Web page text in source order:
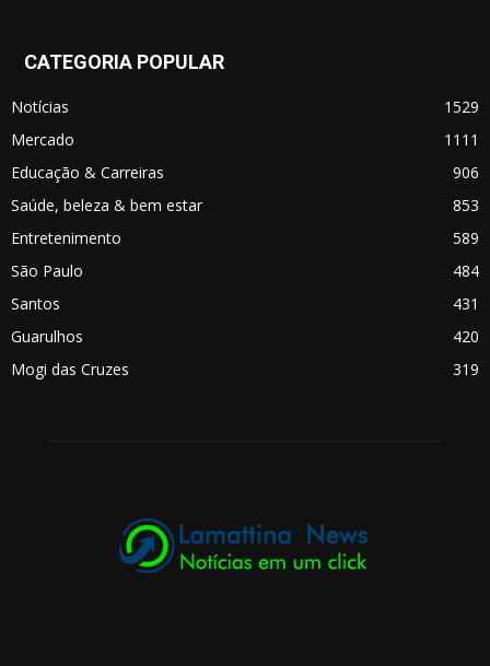
CATEGORIA POPULAR
Notícias
1529
Mercado
1111
Educação & Carreiras
906
Saúde, beleza & bem estar
853
Entretenimento
589
São Paulo
484
Santos
431
Guarulhos
420
Mogi das Cruzes
319